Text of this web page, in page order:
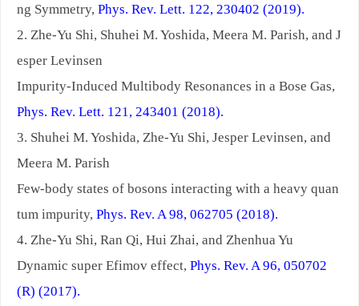
ng Symmetry, Phys. Rev. Lett. 122, 230402 (2019).
2. Zhe-Yu Shi, Shuhei M. Yoshida, Meera M. Parish, and J
esper Levinsen
Impurity-Induced Multibody Resonances in a Bose Gas,
Phys. Rev. Lett. 121, 243401 (2018).
3. Shuhei M. Yoshida, Zhe-Yu Shi, Jesper Levinsen, and
Meera M. Parish
Few-body states of bosons interacting with a heavy quan
tum impurity, Phys. Rev. A 98, 062705 (2018).
4. Zhe-Yu Shi, Ran Qi, Hui Zhai, and Zhenhua Yu
Dynamic super Efimov effect, Phys. Rev. A 96, 050702
(R) (2017).